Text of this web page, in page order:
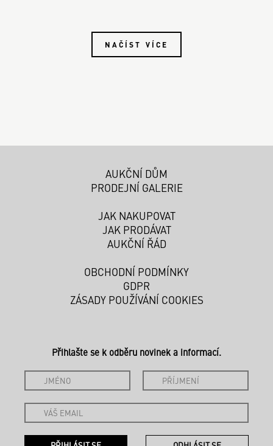
NAČÍST VÍCE
AUKČNÍ DŮM
PRODEJNÍ GALERIE
JAK NAKUPOVAT
JAK PRODÁVAT
AUKČNÍ ŘÁD
OBCHODNÍ PODMÍNKY
GDPR
ZÁSADY POUŽÍVÁNÍ COOKIES
Přihlašte se k odběru novinek a informací.